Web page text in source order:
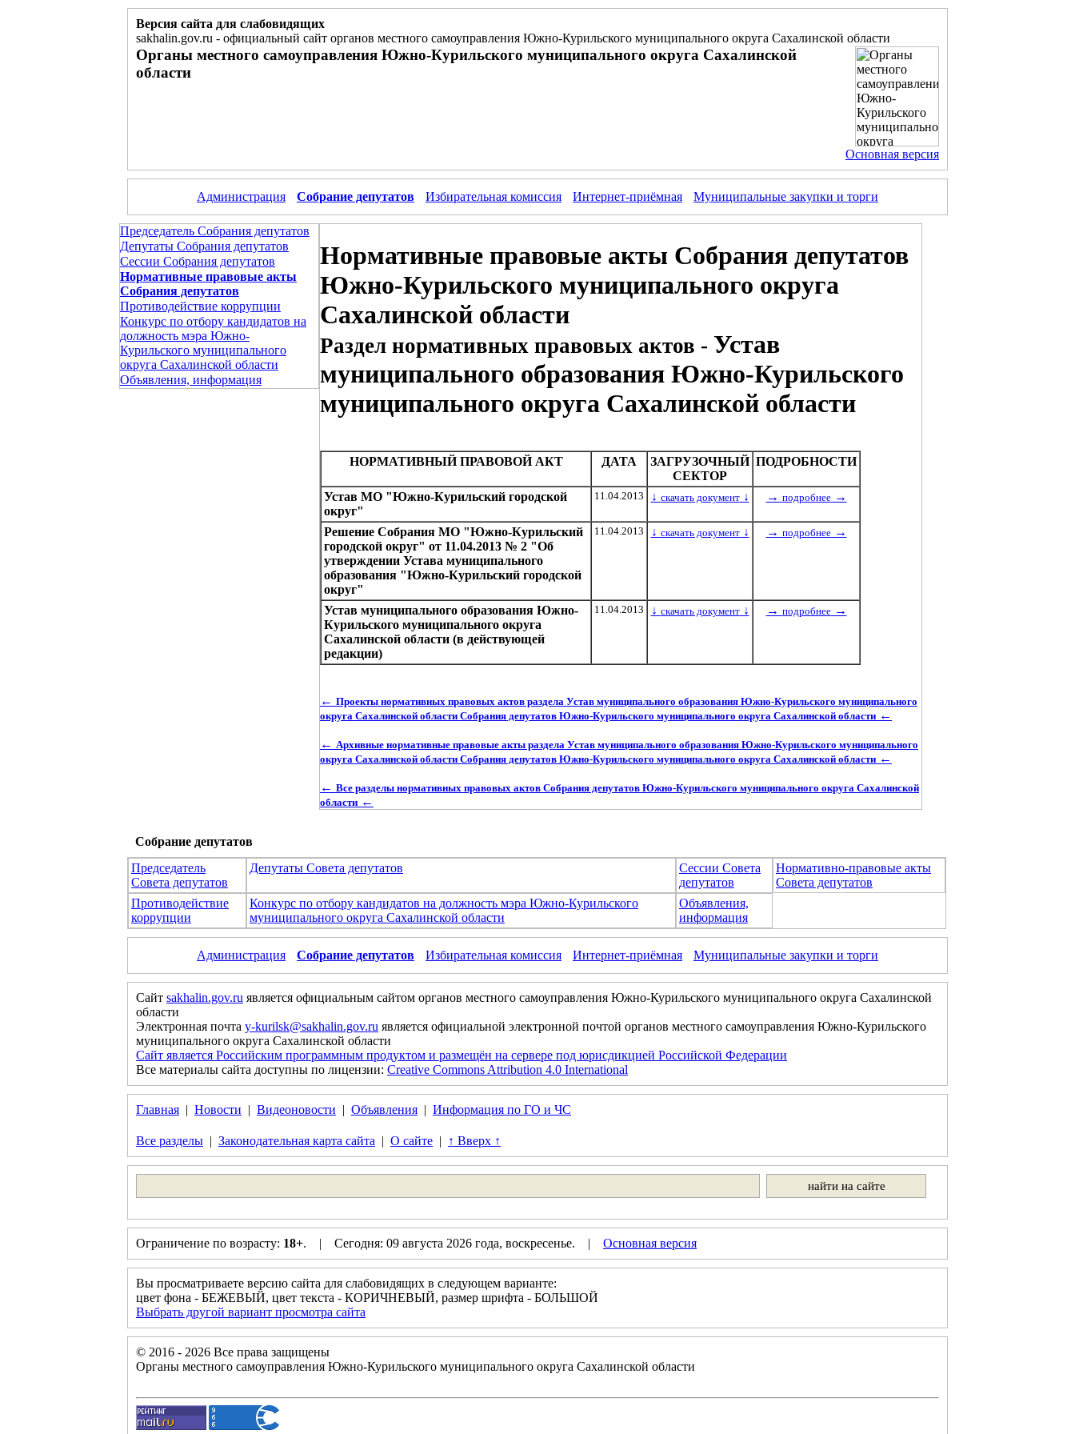
Версия сайта для слабовидящих
sakhalin.gov.ru - официальный сайт органов местного самоуправления Южно-Курильского муниципального округа Сахалинской области
Органы местного самоуправления Южно-Курильского муниципального округа Сахалинской
области
Основная версия
Администрация Собрание депутатов Избирательная комиссия Интернет-приёмная Муниципальные закупки и торги
Председатель Собрания депутатов
Депутаты Собрания депутатов
Сессии Собрания депутатов
Нормативные правовые акты
Собрания депутатов
Противодействие коррупции
Конкурс по отбору кандидатов на
должность мэра Южно-
Курильского муниципального
округа Сахалинской области
Объявления, информация
Нормативные правовые акты Собрания депутатов
Южно-Курильского муниципального округа
Сахалинской области
Раздел нормативных правовых актов - Устав
муниципального образования Южно-Курильского
муниципального округа Сахалинской области
НОРМАТИВНЫЙ ПРАВОВОЙ АКТ ДАТА
ЗАГРУЗОЧНЫЙ
СЕКТОР
ПОДРОБНОСТИ
Устав МО "Южно-Курильский городской
округ"
11.04.2013 ↓ скачать документ↓ → подробнее→
Решение Собрания МО "Южно-Курильский
городской округ" от 11.04.2013 № 2 "Об
утверждении Устава муниципального
образования "Южно-Курильский городской
округ"
11.04.2013 ↓ скачать документ↓ → подробнее→
Устав муниципального образования Южно-
Курильского муниципального округа
Сахалинской области (в действующей
редакции)
11.04.2013 ↓ скачать документ↓ → подробнее→
← Проекты нормативных правовых актов раздела Устав муниципального образования Южно-Курильского муниципального
округа Сахалинской области Собрания депутатов Южно-Курильского муниципального округа Сахалинской области ←
← Архивные нормативные правовые акты раздела Устав муниципального образования Южно-Курильского муниципального
округа Сахалинской области Собрания депутатов Южно-Курильского муниципального округа Сахалинской области ←
← Все разделы нормативных правовых актов Собрания депутатов Южно-Курильского муниципального округа Сахалинской
области ←
Собрание депутатов
Председатель
Совета депутатов
Депутаты Совета депутатов
Сессии Совета
депутатов
Нормативно-правовые акты
Совета депутатов
Противодействие
коррупции
Конкурс по отбору кандидатов на должность мэра Южно-Курильского
муниципального округа Сахалинской области
Объявления,
информация
Администрация Собрание депутатов Избирательная комиссия Интернет-приёмная Муниципальные закупки и торги
Сайт sakhalin.gov.ru является официальным сайтом органов местного самоуправления Южно-Курильского муниципального округа Сахалинской
области
Электронная почта y-kurilsk@sakhalin.gov.ru является официальной электронной почтой органов местного самоуправления Южно-Курильского
муниципального округа Сахалинской области
Сайт является Российским программным продуктом и размещён на сервере под юрисдикцией Российской Федерации
Все материалы сайта доступны по лицензии: Creative Commons Attribution 4.0 International
Главная | Новости | Видеоновости | Объявления | Информация по ГО и ЧС
Все разделы | Законодательная карта сайта | О сайте | ↑ Вверх ↑
Ограничение по возрасту: 18+. | Сегодня: 09 августа 2026 года, воскресенье. | Основная версия
Вы просматриваете версию сайта для слабовидящих в следующем варианте:
цвет фона - БЕЖЕВЫЙ, цвет текста - КОРИЧНЕВЫЙ, размер шрифта - БОЛЬШОЙ
Выбрать другой вариант просмотра сайта
© 2016 - 2026 Все права защищены
Органы местного самоуправления Южно-Курильского муниципального округа Сахалинской области